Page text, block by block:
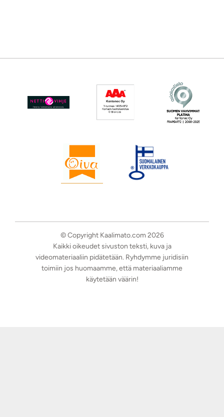
© Copyright Kaalimato.com 2026
Kaikki oikeudet sivuston teksti, kuva ja
videomateriaaliin pidätetään. Ryhdymme juridisiin
toimiin jos huomaamme, että materiaaliamme
käytetään väärin!